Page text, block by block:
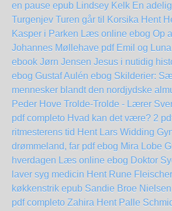
en pause epub Lindsey Kelk En
Turgenjev Turen går til Korsika Hent
Kasper i Parken Læs online ebog Op
Johannes Møllehave pdf Emil og
ebook Jørn Jensen Jesus i nutidig
ebog Gustaf Aulén ebog Skilderier:
mennesker blandt den nordjydske
Peder Hove Trolde-Trolde - Lærer
pdf completo Hvad kan det være? 2
ritmesterens tid Hent Lars Widding
drømmeland, far pdf ebog Mira Lobe
hverdagen Læs online ebog Doktor
laver syg medicin Hent Rune
køkkenstrik epub Sandie Broe Nielsen
pdf completo Zahira Hent Palle